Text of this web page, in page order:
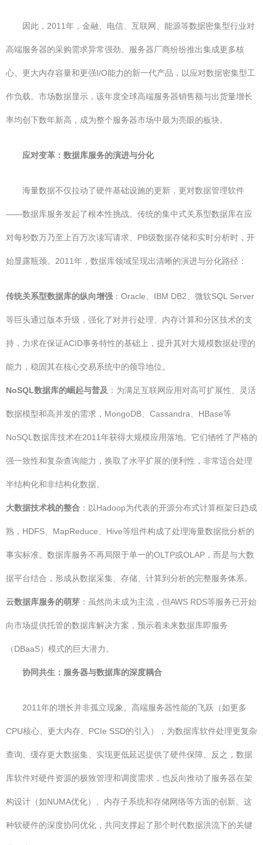
因此，2011年，金融、电信、互联网、能源等数据密集型行业对
高端服务器的采购需求异常强劲。服务器厂商纷纷推出集成更多核
心、更大内存容量和更强I/O能力的新一代产品，以应对数据密集型工
作负载。市场数据显示，该年度全球高端服务器销售额与出货量增长
率均创下数年新高，成为整个服务器市场中最为亮眼的板块。
应对变革：数据库服务的演进与分化
海量数据不仅拉动了硬件基础设施的更新，更对数据管理软件
——数据库服务发起了根本性挑战。传统的集中式关系型数据库在应
对每秒数万乃至上百万次读写请求、PB级数据存储和实时分析时，开
始显露瓶颈。2011年，数据库领域呈现出清晰的演进与分化路径：
传统关系型数据库的纵向增强 ：Oracle、IBM DB2、微软SQL Server
等巨头通过版本升级，强化了对并行处理、内存计算和分区技术的支
持，力求在保证ACID事务特性的基础上，提升其对大规模数据处理的
能力，稳固其在核心交易系统中的领导地位。
NoSQL数据库的崛起与普及 ：为满足互联网应用对高可扩展性、灵活
数据模型和高并发的需求，MongoDB、Cassandra、HBase等
NoSQL数据库技术在2011年获得大规模应用落地。它们牺牲了严格的
强一致性和复杂查询能力，换取了水平扩展的便利性，非常适合处理
半结构化和非结构化数据。
大数据技术栈的整合 ：以Hadoop为代表的开源分布式计算框架日趋成
熟，HDFS、MapReduce、Hive等组件构成了处理海量数据批分析的
事实标准。数据库服务不再局限于单一的OLTP或OLAP，而是与大数
据平台结合，形成从数据采集、存储、计算到分析的完整服务体系。
云数据库服务的萌芽 ：虽然尚未成为主流，但AWS RDS等服务已开始
向市场提供托管的数据库解决方案，预示着未来数据库即服务
（DBaaS）模式的巨大潜力。
协同共生：服务器与数据库的深度耦合
2011年的增长并非孤立现象。高端服务器性能的飞跃（如更多
CPU核心、更大内存、PCIe SSD的引入），为数据库软件处理更复杂
查询、缓存更大数据集、实现更低延迟提供了硬件保障。反之，数据
库软件对硬件资源的极致管理和调度需求，也反向推动了服务器在架
构设计（如NUMA优化）、内存子系统和存储网络等方面的创新。这
种软硬件的深度协同优化，共同支撑起了那个时代数据洪流下的关键